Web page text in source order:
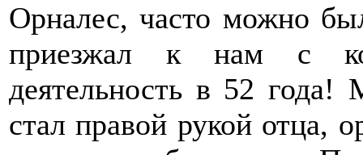
Орналес, часто можно
приезжал к нам с
деятельность в 52
стал правой рукой отца,